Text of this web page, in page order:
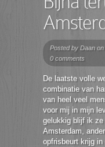
Posted by Daan on
0 comments
De laatste volle
combinatie van
van heel veel
voor mij in mijn
gelukkig blijf ik
Amsterdam,
opfrisbeurt krijg